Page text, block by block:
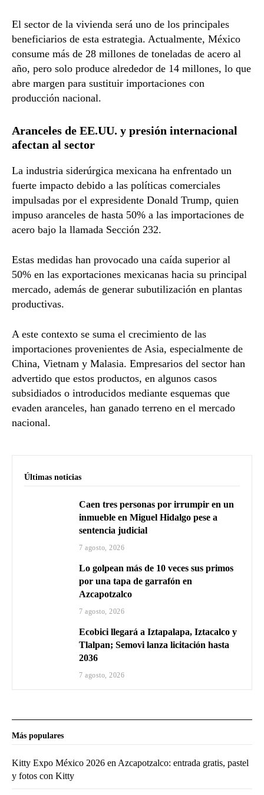
El sector de la vivienda será uno de los principales
beneficiarios de esta estrategia. Actualmente, México
consume más de 28 millones de toneladas de acero al
año, pero solo produce alrededor de 14 millones, lo que
abre margen para sustituir importaciones con
producción nacional.
Aranceles de EE.UU. y presión internacional
afectan al sector
La industria siderúrgica mexicana ha enfrentado un
fuerte impacto debido a las políticas comerciales
impulsadas por el expresidente Donald Trump, quien
impuso aranceles de hasta 50% a las importaciones de
acero bajo la llamada Sección 232.
Estas medidas han provocado una caída superior al
50% en las exportaciones mexicanas hacia su principal
mercado, además de generar subutilización en plantas
productivas.
A este contexto se suma el crecimiento de las
importaciones provenientes de Asia, especialmente de
China, Vietnam y Malasia. Empresarios del sector han
advertido que estos productos, en algunos casos
subsidiados o introducidos mediante esquemas que
evaden aranceles, han ganado terreno en el mercado
nacional.
Últimas noticias
Caen tres personas por irrumpir en un
inmueble en Miguel Hidalgo pese a
sentencia judicial
7 agosto, 2026
Lo golpean más de 10 veces sus primos
por una tapa de garrafón en
Azcapotzalco
7 agosto, 2026
Ecobici llegará a Iztapalapa, Iztacalco y
Tlalpan; Semovi lanza licitación hasta
2036
7 agosto, 2026
Más populares
Kitty Expo México 2026 en Azcapotzalco: entrada gratis, pastel
y fotos con Kitty